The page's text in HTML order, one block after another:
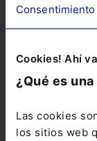
Consentimiento
Cookies! Ahí
¿Qué es
Las cookies
los sitios web